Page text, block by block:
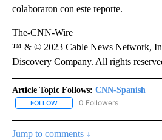
colaboraron con este reporte.
The-CNN-Wire
™ & © 2023 Cable News Network,
Discovery Company. All rights
Article Topic Follows: CNN-Spanish
FOLLOW FOLLOW "CNN-SPANISH" TO
0 Followers
Jump to comments ↓